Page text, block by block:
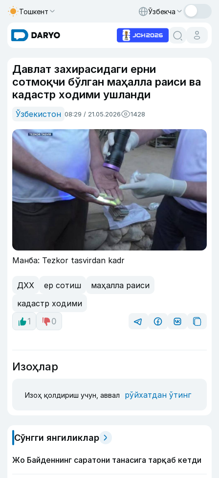
Тошкент Ўзбекча
Давлат захирасидаги ерни
сотмоқчи бўлган маҳалла раиси ва
кадастр ходими ушланди
Ўзбекистон 08:29 / 21.05.2026 1428
Манба: Tezkor tasvirdan kadr
ДХХ ер сотиш
маҳалла раиси
кадастр ходими
1
0
Изоҳлар
Изоҳ қолдириш учун, аввал рўйхатдан ўтинг
Сўнгги янгиликлар
Жо Байденнинг саратони танасига тарқаб кетди